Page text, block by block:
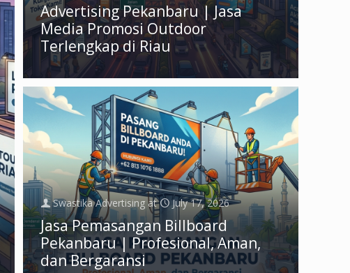
Advertising Pekanbaru | Jasa
Media Promosi Outdoor
Terlengkap di Riau
Swastika Advertising at July 17, 2026
Jasa Pemasangan Billboard
Pekanbaru | Profesional, Aman,
dan Bergaransi